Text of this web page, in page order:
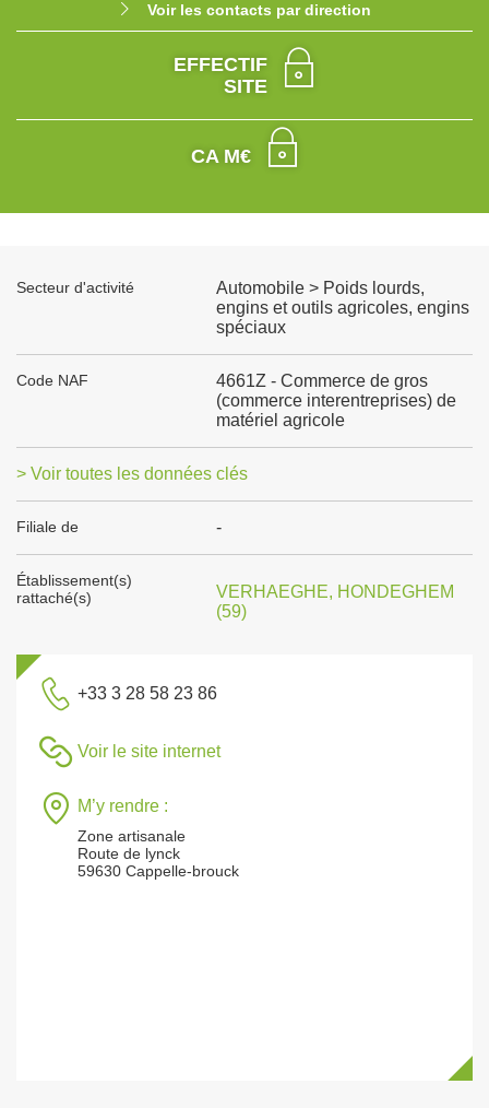
Voir les contacts par direction
EFFECTIF
SITE
CA M€
Secteur d'activité
Automobile > Poids lourds,
engins et outils agricoles, engins
spéciaux
Code NAF
4661Z - Commerce de gros
(commerce interentreprises) de
matériel agricole
> Voir toutes les données clés
Filiale de -
Établissement(s)
rattaché(s)
VERHAEGHE, HONDEGHEM
(59)
+33 3 28 58 23 86
Voir le site internet
M’y rendre :
Zone artisanale
Route de lynck
59630 Cappelle-brouck